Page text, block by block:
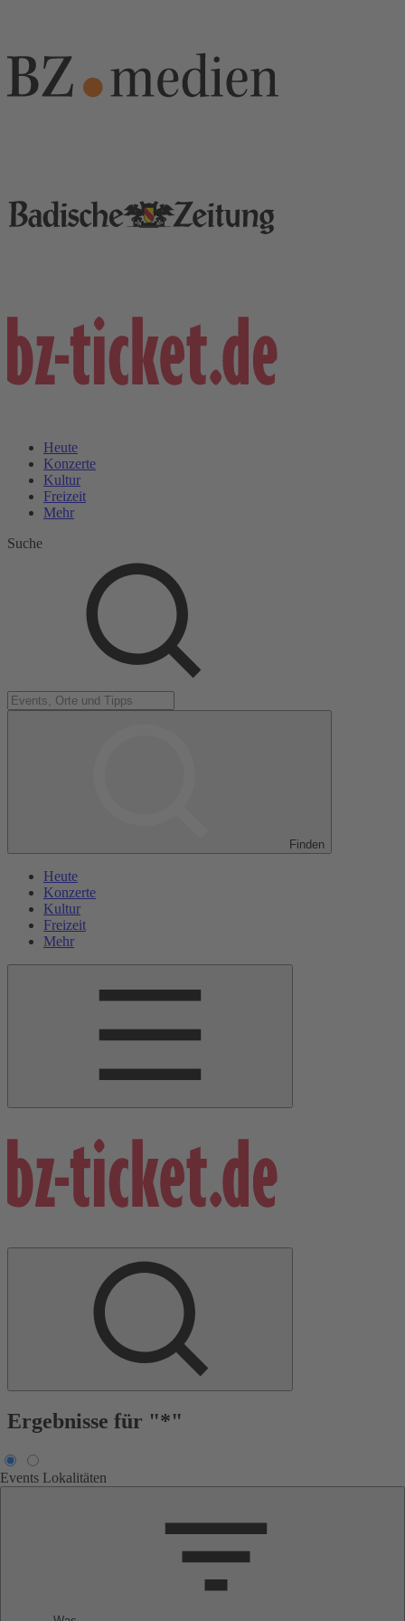
Heute
Konzerte
Kultur
Freizeit
Mehr
Suche
Finden
Heute
Konzerte
Kultur
Freizeit
Mehr
Ergebnisse für "*"
Events Lokalitäten